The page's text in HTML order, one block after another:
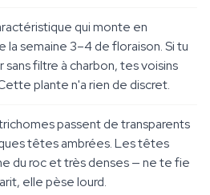
qui monte en
la semaine 3–4 de floraison. Si tu
filtre à charbon, tes voisins
plante n'a rien de discret.
passent de transparents
têtes ambrées. Les têtes
du roc et très denses — ne te fie
elle pèse lourd.